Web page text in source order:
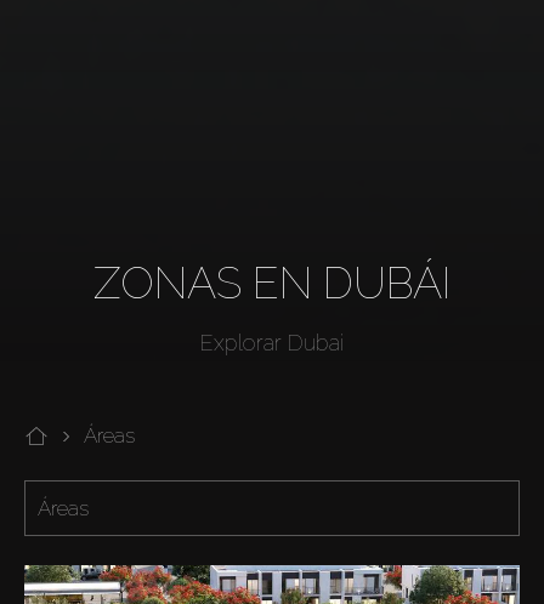
ZONAS EN DUBÁI
Explorar Dubai
Áreas